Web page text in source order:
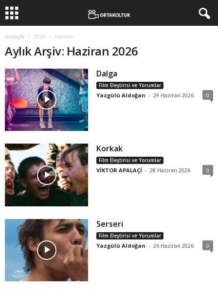
Anasayfa 2026 Haziran
Aylık Arşiv: Haziran 2026
Dalga
Film Eleştirisi ve Yorumlar
Yazgülü Aldoğan - 29 Haziran 2026 0
Korkak
Film Eleştirisi ve Yorumlar
VİKTOR APALAÇİ - 28 Haziran 2026 0
Serseri
Film Eleştirisi ve Yorumlar
Yazgülü Aldoğan - 26 Haziran 2026 0